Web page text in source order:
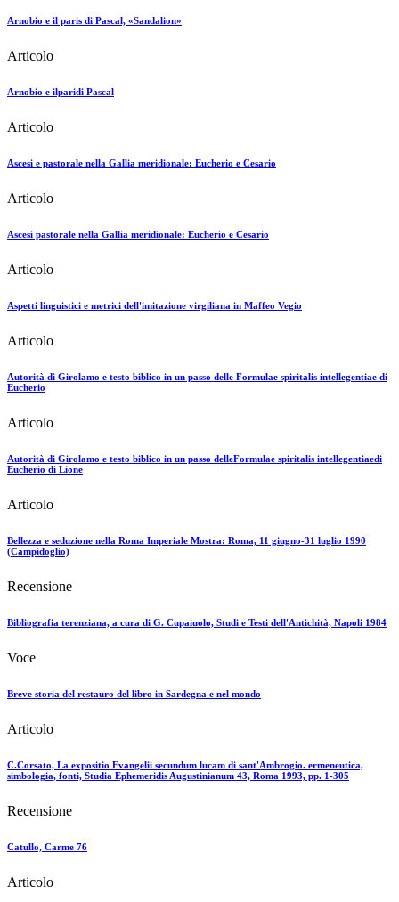
Arnobio e il paris di Pascal, «Sandalion»
Articolo
Arnobio e ilparidi Pascal
Articolo
Ascesi e pastorale nella Gallia meridionale: Eucherio e Cesario
Articolo
Ascesi pastorale nella Gallia meridionale: Eucherio e Cesario
Articolo
Aspetti linguistici e metrici dell'imitazione virgiliana in Maffeo Vegio
Articolo
Autorità di Girolamo e testo biblico in un passo delle Formulae spiritalis intellegentiae di
Eucherio
Articolo
Autorità di Girolamo e testo biblico in un passo delleFormulae spiritalis intellegentiaedi
Eucherio di Lione
Articolo
Bellezza e seduzione nella Roma Imperiale Mostra: Roma, 11 giugno-31 luglio 1990
(Campidoglio)
Recensione
Bibliografia terenziana, a cura di G. Cupaiuolo, Studi e Testi dell'Antichità, Napoli 1984
Voce
Breve storia del restauro del libro in Sardegna e nel mondo
Articolo
C.Corsato, La expositio Evangelii secundum lucam di sant'Ambrogio. ermeneutica,
simbologia, fonti, Studia Ephemeridis Augustinianum 43, Roma 1993, pp. 1-305
Recensione
Catullo, Carme 76
Articolo